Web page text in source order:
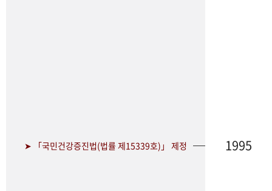
➤ 「국민건강증진법(법률 제15339호)」 제정 1995